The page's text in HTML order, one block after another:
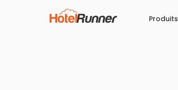
Produits